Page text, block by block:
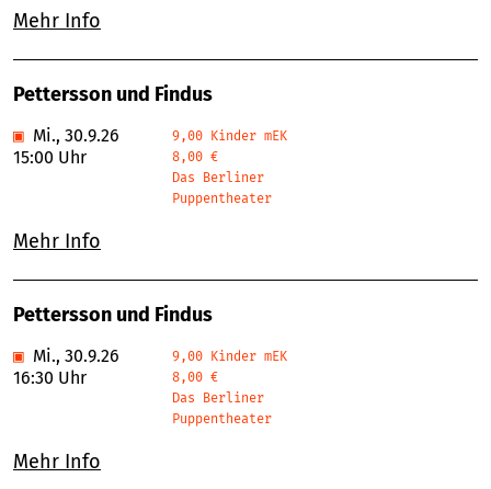
Mehr Info
Pettersson und Findus
▣ Mi., 30.9.26
15:00 Uhr
9,00 Kinder mEK
8,00 €
Das Berliner
Puppentheater
Mehr Info
Pettersson und Findus
▣ Mi., 30.9.26
16:30 Uhr
9,00 Kinder mEK
8,00 €
Das Berliner
Puppentheater
Mehr Info